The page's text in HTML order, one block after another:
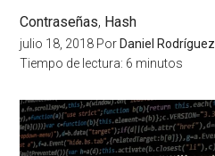
Contraseñas, Hash
julio 18, 2018 Por Daniel Rodríguez
Tiempo de lectura: 6 minutos